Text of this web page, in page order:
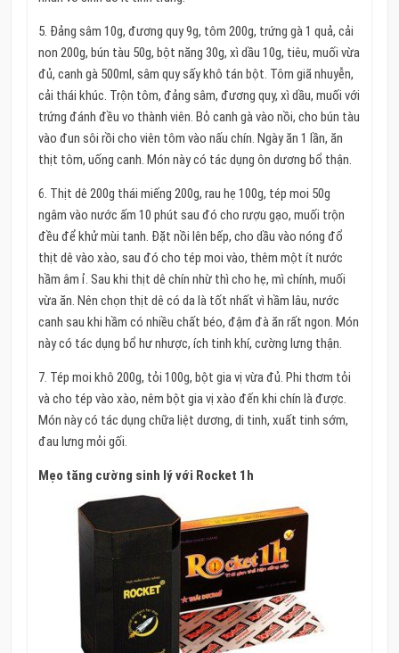
5. Đảng sâm 10g, đương quy 9g, tôm 200g, trứng gà 1 quả, cải
non 200g, bún tàu 50g, bột năng 30g, xì dầu 10g, tiêu, muối vừa
đủ, canh gà 500ml, sâm quy sấy khô tán bột. Tôm giã nhuyễn,
cải thái khúc. Trộn tôm, đảng sâm, đương quy, xì dầu, muối với
trứng đánh đều vo thành viên. Bỏ canh gà vào nồi, cho bún tàu
vào đun sôi rồi cho viên tôm vào nấu chín. Ngày ăn 1 lần, ăn
thịt tôm, uống canh. Món này có tác dụng ôn dương bổ thận.
6. Thịt dê 200g thái miếng 200g, rau hẹ 100g, tép moi 50g
ngâm vào nước ấm 10 phút sau đó cho rượu gạo, muối trộn
đều để khử mùi tanh. Đặt nồi lên bếp, cho dầu vào nóng đổ
thịt dê vào xào, sau đó cho tép moi vào, thêm một ít nước
hầm âm ỉ. Sau khi thịt dê chín nhừ thì cho hẹ, mì chính, muối
vừa ăn. Nên chọn thịt dê có da là tốt nhất vì hầm lâu, nước
canh sau khi hầm có nhiều chất béo, đậm đà ăn rất ngon. Món
này có tác dụng bổ hư nhược, ích tinh khí, cường lưng thận.
7. Tép moi khô 200g, tỏi 100g, bột gia vị vừa đủ. Phi thơm tỏi
và cho tép vào xào, nêm bột gia vị xào đến khi chín là được.
Món này có tác dụng chữa liệt dương, di tinh, xuất tinh sớm,
đau lưng mỏi gối.
Mẹo tăng cường sinh lý với Rocket 1h